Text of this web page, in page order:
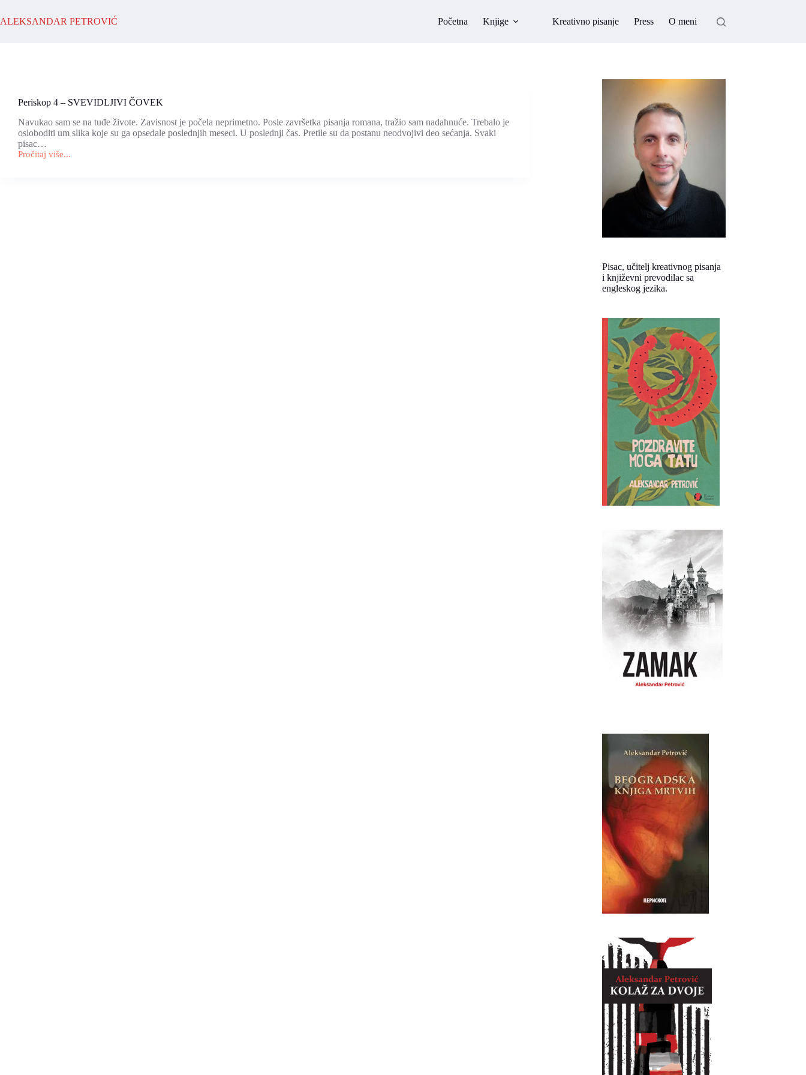
content
ALEKSANDAR PETROVIĆ Početna Knjige Kreativno pisanje Press O meni
Periskop 4 – SVEVIDLJIVI ČOVEK
Navukao sam se na tuđe živote. Zavisnost je počela neprimetno. Posle završetka pisanja romana, tražio sam nadahnuće. Trebalo je
osloboditi um slika koje su ga opsedale poslednjih meseci. U poslednji čas. Pretile su da postanu neodvojivi deo sećanja. Svaki
pisac…
Pročitaj više...
Periskop
Pisac, učitelj kreativnog pisanja
i književni prevodilac sa
engleskog jezika.